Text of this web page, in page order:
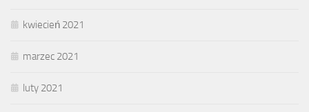
kwiecień 2021
marzec 2021
luty 2021